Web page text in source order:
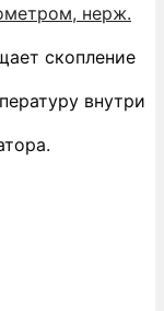
нерж.
скопление
внутри